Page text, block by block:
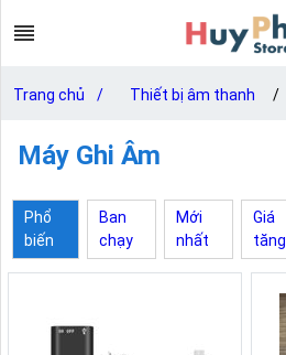
Trang chủ / Thiết bị âm thanh /
Máy Ghi Âm
Phổ
biến
Ban
chạy
Mới
nhất
Giá
tăng